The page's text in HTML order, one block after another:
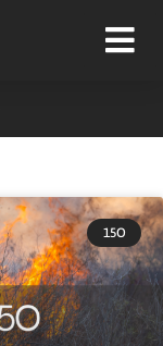
15O